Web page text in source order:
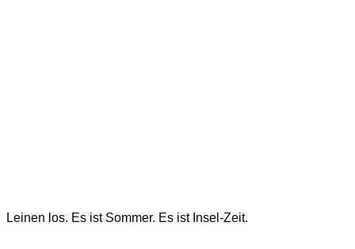
Leinen los. Es ist Sommer. Es ist Insel-Zeit.